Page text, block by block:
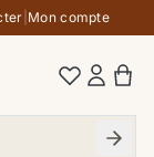
Mon compte